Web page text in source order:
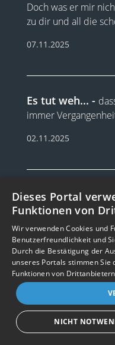
Doch was er mir
zu dir und all die
07.11.2025
Es tut weh...
immer
02.11.2025
Heute ist wieder
denen ich begreife,
wiederkommt und
01.11.2025
Mit deinem
Aber nicht die
dir.
Impressum
Barrierefreiheit
Barriere
I
K
n
t
Gedenkportal
Dieses Portal
Funktionen von
Wir verwenden Cookies und
Benutzerfreundlichkeit und
Durch die Bestätigung der
unseres Portals stimmen Sie
Funktionen von
NICHT